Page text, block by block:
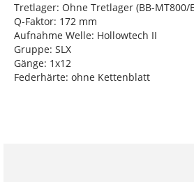
Tretlager: Ohne Tretlager (BB-MT800/
Q-Faktor: 172 mm
Aufnahme Welle: Hollowtech II
Gruppe: SLX
Gänge: 1x12
Federhärte: ohne Kettenblatt